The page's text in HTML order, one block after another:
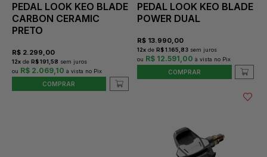
PEDAL LOOK KEO BLADE
CARBON CERAMIC
PRETO
R$ 2.299,00
12x de R$ 191,58 sem juros
R$ 2.069,10
COMPRAR
PEDAL LOOK KEO BLADE
POWER DUAL
R$ 13.990,00
12x de R$ 1.165,83 sem juros
R$ 12.591,00
COMPRAR